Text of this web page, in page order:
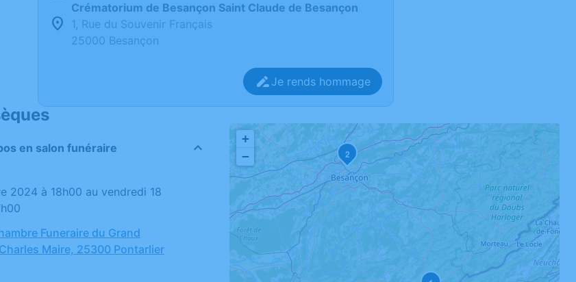
Crématorium de Besançon Saint Claude de Besançon
1, Rue du Souvenir Français
25000 Besançon
Je rends hommage
en salon funéraire
Funeraire du Grand
Charles Maire, 25300 Pontarlier
2
+
−